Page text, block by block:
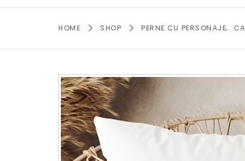
HOME SHOP PERNE CU PERSONAJE,